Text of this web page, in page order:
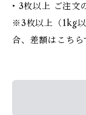
• 3枚以上 ご注文
※3枚以上（1kg
合、差額はこちら